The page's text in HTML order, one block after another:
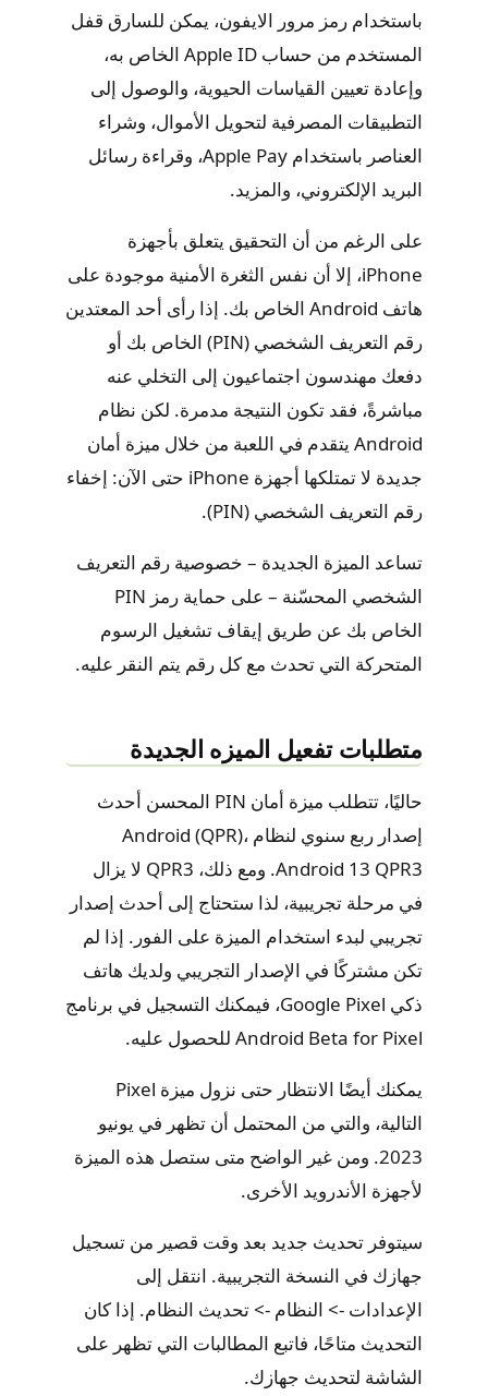
باستخدام رمز مرور الايفون، يمكن للسارق قفل
المستخدم من حساب Apple ID الخاص به،
وإعادة تعيين القياسات الحيوية، والوصول إلى
التطبيقات المصرفية لتحويل الأموال، وشراء
العناصر باستخدام Apple Pay، وقراءة رسائل
البريد الإلكتروني، والمزيد.
على الرغم من أن التحقيق يتعلق بأجهزة
iPhone، إلا أن نفس الثغرة الأمنية موجودة على
هاتف Android الخاص بك. إذا رأى أحد المعتدين
رقم التعريف الشخصي (PIN) الخاص بك أو
دفعك مهندسون اجتماعيون إلى التخلي عنه
مباشرةً، فقد تكون النتيجة مدمرة. لكن نظام
Android يتقدم في اللعبة من خلال ميزة أمان
جديدة لا تمتلكها أجهزة iPhone حتى الآن: إخفاء
رقم التعريف الشخصي (PIN).
تساعد الميزة الجديدة – خصوصية رقم التعريف
الشخصي المحسّنة – على حماية رمز PIN
الخاص بك عن طريق إيقاف تشغيل الرسوم
المتحركة التي تحدث مع كل رقم يتم النقر عليه.
متطلبات تفعيل الميزه الجديدة
حاليًا، تتطلب ميزة أمان PIN المحسن أحدث
إصدار ربع سنوي لنظام Android (QPR)،
Android 13 QPR3. ومع ذلك، QPR3 لا يزال
في مرحلة تجريبية، لذا ستحتاج إلى أحدث إصدار
تجريبي لبدء استخدام الميزة على الفور. إذا لم
تكن مشتركًا في الإصدار التجريبي ولديك هاتف
ذكي Google Pixel، فيمكنك التسجيل في برنامج
Android Beta for Pixel للحصول عليه.
يمكنك أيضًا الانتظار حتى نزول ميزة Pixel
التالية، والتي من المحتمل أن تظهر في يونيو
2023. ومن غير الواضح متى ستصل هذه الميزة
لأجهزة الأندرويد الأخرى.
سيتوفر تحديث جديد بعد وقت قصير من تسجيل
جهازك في النسخة التجريبية. انتقل إلى
الإعدادات -> النظام -> تحديث النظام. إذا كان
التحديث متاحًا، فاتبع المطالبات التي تظهر على
الشاشة لتحديث جهازك.